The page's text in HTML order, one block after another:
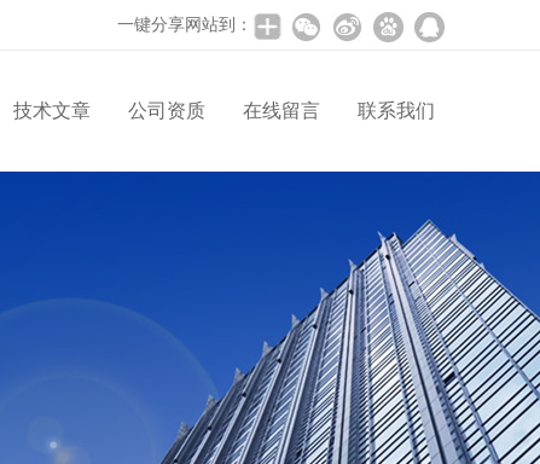
一键分享网站到：
技术文章 公司资质 在线留言 联系我们